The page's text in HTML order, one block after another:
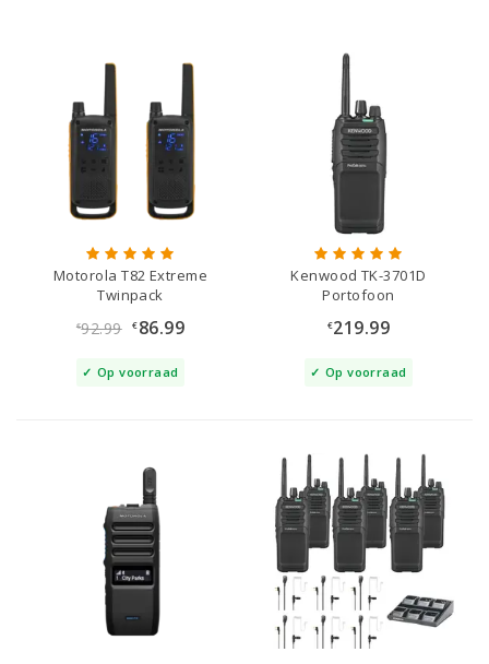
Motorola T82 Extreme
Twinpack
€92.99 €86.99
Op voorraad
Kenwood TK-3701D
Portofoon
€219.99
Op voorraad